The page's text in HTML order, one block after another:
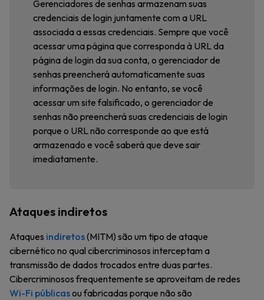
Gerenciadores de senhas armazenam suas
credenciais de login juntamente com a URL
associada a essas credenciais. Sempre que você
acessar uma página que corresponda à URL da
página de login da sua conta, o gerenciador de
senhas preencherá automaticamente suas
informações de login. No entanto, se você
acessar um site falsificado, o gerenciador de
senhas não preencherá suas credenciais de login
porque o URL não corresponde ao que está
armazenado e você saberá que deve sair
imediatamente.
Ataques indiretos
Ataques indiretos(MITM) são um tipo de ataque
cibernético no qual cibercriminosos interceptam a
transmissão de dados trocados entre duas partes.
Cibercriminosos frequentemente se aproveitam de redes
Wi-Fi públicasou fabricadas porque não são